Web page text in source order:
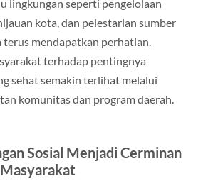
lingkungan seperti pengelolaan
kota, dan pelestarian sumber
terus mendapatkan perhatian.
terhadap pentingnya
sehat semakin terlihat melalui
komunitas dan program daerah.
Sosial Menjadi Cerminan